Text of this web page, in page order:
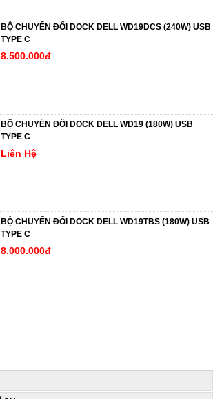
BỘ CHUYỂN ĐỔI DOCK DELL WD19DCS (240W) USB
TYPE C
8.500.000đ
BỘ CHUYỂN ĐỔI DOCK DELL WD19 (180W) USB
TYPE C
Liên Hệ
BỘ CHUYỂN ĐỔI DOCK DELL WD19TBS (180W) USB
TYPE C
8.000.000đ